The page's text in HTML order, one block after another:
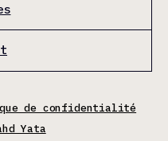
de confidentialité
Yata